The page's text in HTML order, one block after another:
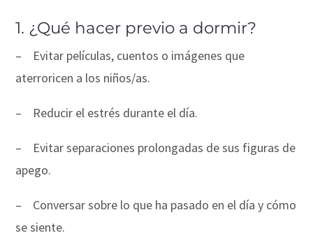
1. ¿Qué hacer previo a dormir?
–
Evitar películas, cuentos o imágenes que
aterroricen a los niños/as.
– Reducir el estrés durante el día.
–
Evitar separaciones prolongadas de sus figuras de
apego.
–
Conversar sobre lo que ha pasado en el día y cómo
se siente.